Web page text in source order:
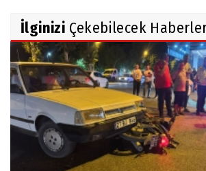
İlginizi Çekebilecek